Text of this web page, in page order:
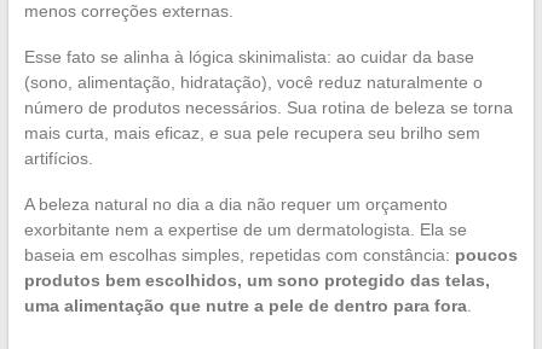
menos correções externas.
Esse fato se alinha à lógica skinimalista: ao cuidar da base
(sono, alimentação, hidratação), você reduz naturalmente o
número de produtos necessários. Sua rotina de beleza se torna
mais curta, mais eficaz, e sua pele recupera seu brilho sem
artifícios.
A beleza natural no dia a dia não requer um orçamento
exorbitante nem a expertise de um dermatologista. Ela se
baseia em escolhas simples, repetidas com constância: poucos
produtos bem escolhidos, um sono protegido das telas,
uma alimentação que nutre a pele de dentro para fora.